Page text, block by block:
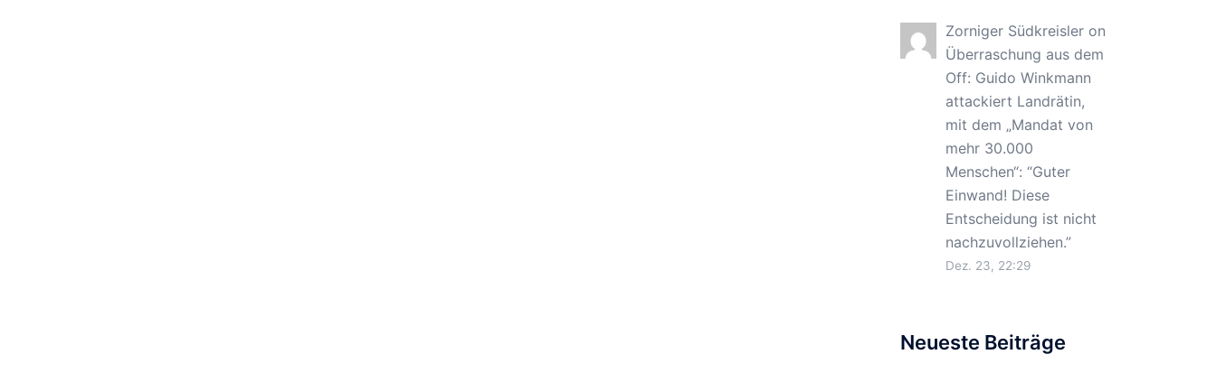
Zorniger Südkreisleron
Überraschung aus dem
Off: Guido Winkmann
attackiert Landrätin,
mit dem „Mandat von
mehr 30.000
Menschen“: “Guter
Einwand! Diese
Entscheidung ist nicht
nachzuvollziehen.”
Dez. 23, 22:29
Neueste Beiträge